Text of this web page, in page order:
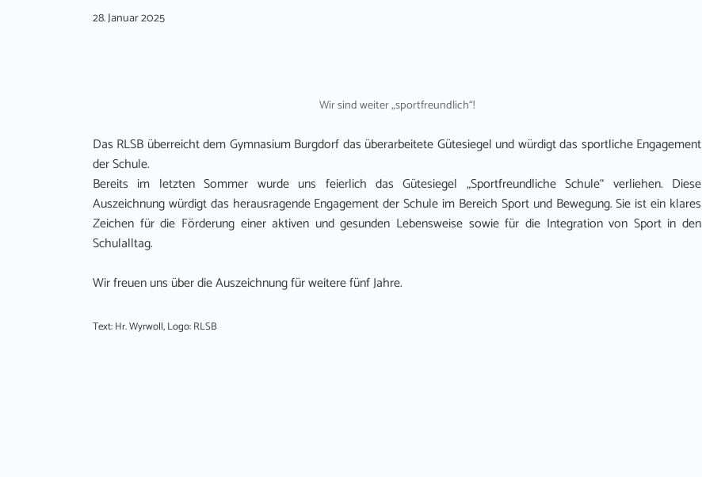
28. Januar 2025
Wir sind weiter „sportfreundlich“!
Das RLSB überreicht dem Gymnasium Burgdorf das überarbeitete Gütesiegel und würdigt das sportliche Engagement
der Schule.
Bereits im letzten Sommer wurde uns feierlich das Gütesiegel „Sportfreundliche Schule“ verliehen. Diese
Auszeichnung würdigt das herausragende Engagement der Schule im Bereich Sport und Bewegung. Sie ist ein klares
Zeichen für die Förderung einer aktiven und gesunden Lebensweise sowie für die Integration von Sport in den
Schulalltag.
Wir freuen uns über die Auszeichnung für weitere fünf Jahre.
Text: Hr. Wyrwoll, Logo: RLSB